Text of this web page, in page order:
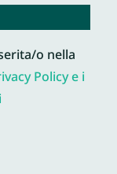
o nella
Policy e i